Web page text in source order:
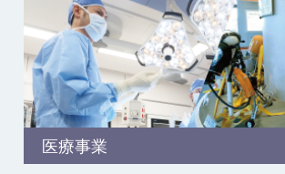
医療事業